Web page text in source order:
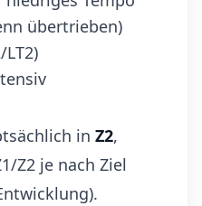
übertrieben)
LT2)
in Z2,
Z2 je nach Ziel